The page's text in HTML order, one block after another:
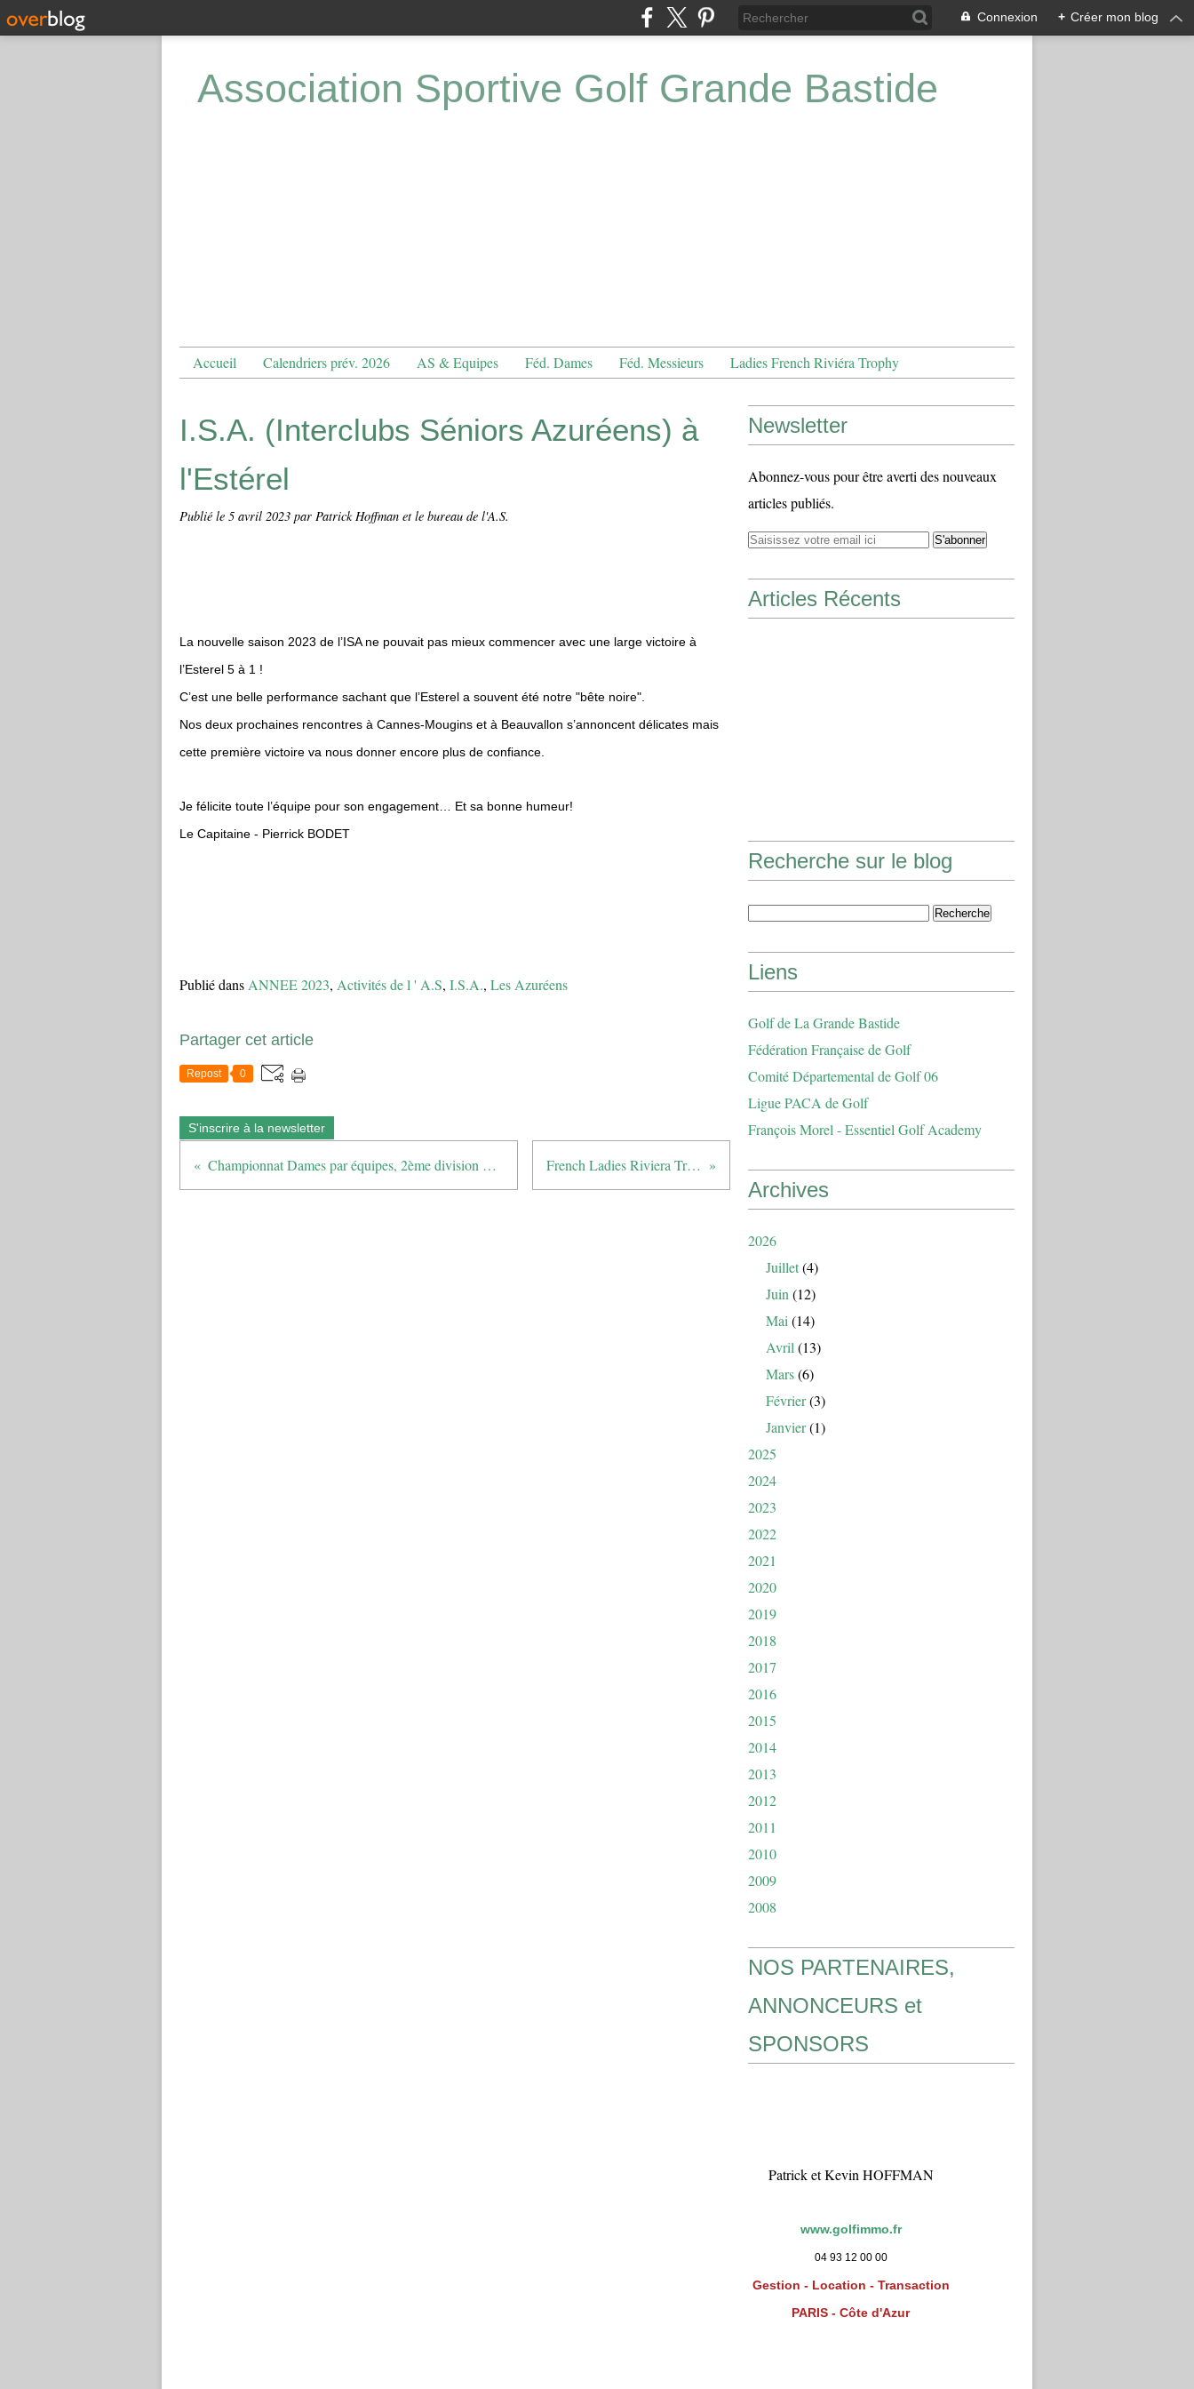
Connexion + Créer mon blog
Association Sportive Golf Grande Bastide
Accueil Calendriers prév. 2026 AS & Equipes Féd. Dames Féd. Messieurs Ladies French Riviéra Trophy
I.S.A. (Interclubs Séniors Azuréens) à
l'Estérel
Publié le 5 avril 2023 par Patrick Hoffman et le bureau de l'A.S.
La nouvelle saison 2023 de l’ISA ne pouvait pas mieux commencer avec une large victoire à
l’Esterel 5 à 1 !
C’est une belle performance sachant que l’Esterel a souvent été notre "bête noire".
Nos deux prochaines rencontres à Cannes-Mougins et à Beauvallon s’annoncent délicates mais
cette première victoire va nous donner encore plus de confiance.
Je félicite toute l’équipe pour son engagement… Et sa bonne humeur!
Le Capitaine - Pierrick BODET
Publié dans ANNEE 2023, Activités de l ' A.S, I.S.A., Les Azuréens
Partager cet article
Repost 0
S'inscrire à la newsletter
Championnat Dames par équipes, 2ème division de ligue French Ladies Riviera Trophy
Newsletter
Abonnez-vous pour être averti des nouveaux
articles publiés.
Articles Récents
Recherche sur le blog
Liens
Golf de La Grande Bastide
Fédération Française de Golf
Comité Départemental de Golf 06
Ligue PACA de Golf
François Morel - Essentiel Golf Academy
Archives
2026
Juillet(4)
Juin (12)
Mai (14)
Avril (13)
Mars(6)
Février(3)
Janvier(1)
2025
2024
2023
2022
2021
2020
2019
2018
2017
2016
2015
2014
2013
2012
2011
2010
2009
2008
NOS PARTENAIRES,
ANNONCEURS et
SPONSORS
Patrick et Kevin HOFFMAN
www.golfimmo.fr
04 93 12 00 00
Gestion - Location - Transaction
PARIS - Côte d'Azur